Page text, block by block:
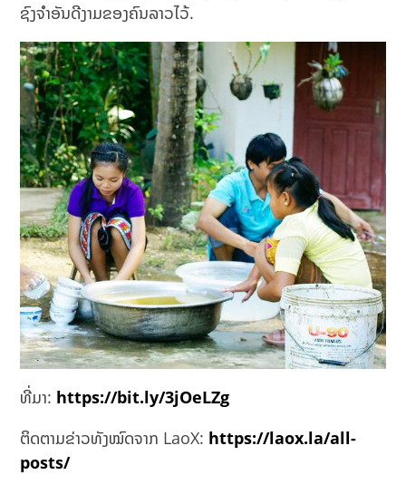
ຊົງຈຳອັນດີງາມຂອງຄົນລາວໄວ້.
ທີ່ມາ: https://bit.ly/3jOeLZg
ຕິດຕາມຂ່າວທັງໝົດຈາກ LaoX: https://laox.la/all-
posts/